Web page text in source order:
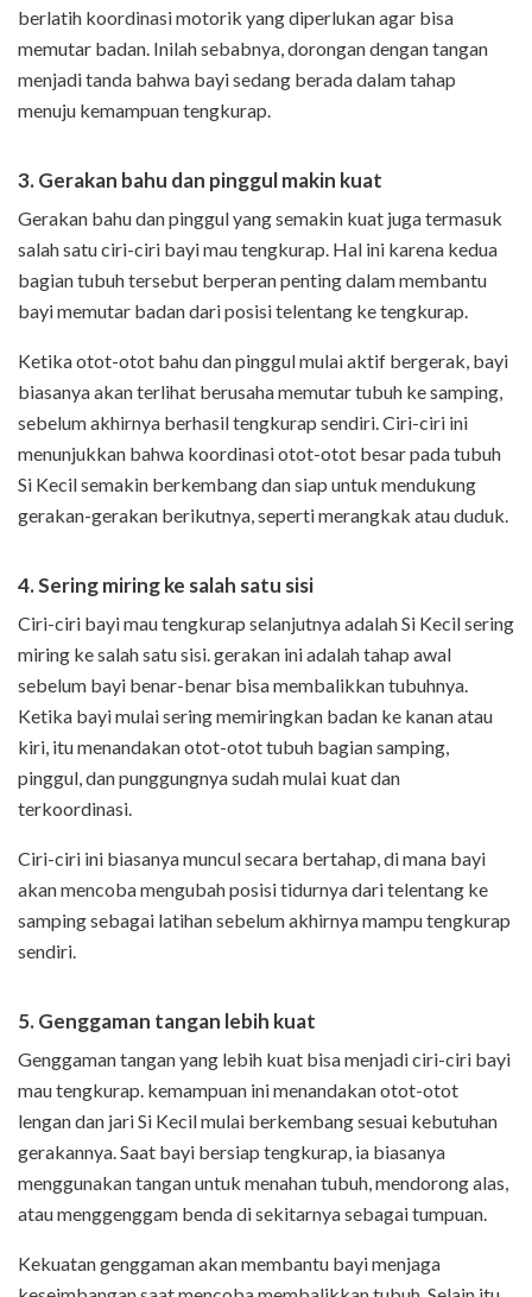
berlatih koordinasi motorik yang diperlukan agar bisa
memutar badan. Inilah sebabnya, dorongan dengan tangan
menjadi tanda bahwa bayi sedang berada dalam tahap
menuju kemampuan tengkurap.
3. Gerakan bahu dan pinggul makin kuat
Gerakan bahu dan pinggul yang semakin kuat juga termasuk
salah satu ciri-ciri bayi mau tengkurap. Hal ini karena kedua
bagian tubuh tersebut berperan penting dalam membantu
bayi memutar badan dari posisi telentang ke tengkurap.
Ketika otot-otot bahu dan pinggul mulai aktif bergerak, bayi
biasanya akan terlihat berusaha memutar tubuh ke samping,
sebelum akhirnya berhasil tengkurap sendiri. Ciri-ciri ini
menunjukkan bahwa koordinasi otot-otot besar pada tubuh
Si Kecil semakin berkembang dan siap untuk mendukung
gerakan-gerakan berikutnya, seperti merangkak atau duduk.
4. Sering miring ke salah satu sisi
Ciri-ciri bayi mau tengkurap selanjutnya adalah Si Kecil sering
miring ke salah satu sisi. gerakan ini adalah tahap awal
sebelum bayi benar-benar bisa membalikkan tubuhnya.
Ketika bayi mulai sering memiringkan badan ke kanan atau
kiri, itu menandakan otot-otot tubuh bagian samping,
pinggul, dan punggungnya sudah mulai kuat dan
terkoordinasi.
Ciri-ciri ini biasanya muncul secara bertahap, di mana bayi
akan mencoba mengubah posisi tidurnya dari telentang ke
samping sebagai latihan sebelum akhirnya mampu tengkurap
sendiri.
5. Genggaman tangan lebih kuat
Genggaman tangan yang lebih kuat bisa menjadi ciri-ciri bayi
mau tengkurap. kemampuan ini menandakan otot-otot
lengan dan jari Si Kecil mulai berkembang sesuai kebutuhan
gerakannya. Saat bayi bersiap tengkurap, ia biasanya
menggunakan tangan untuk menahan tubuh, mendorong alas,
atau menggenggam benda di sekitarnya sebagai tumpuan.
Kekuatan genggaman akan membantu bayi menjaga